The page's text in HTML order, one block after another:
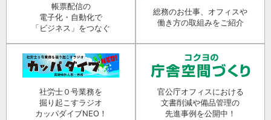
帳票配信の
電子化・自動化で
「ビジネス」をつなぐ
総務のお仕事、オフィスや
働き方の取組みをご紹介
社労士０号業務を
掘り起こすラジオ
カッパダイブNEO！
官公庁オフィスにおける
文書削減や備品管理の
先進事例を公開中！